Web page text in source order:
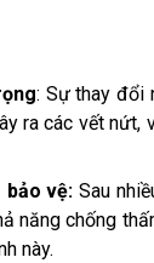
: Sự thay đổi
ra các vết
bảo vệ: Sau
năng chống
này.